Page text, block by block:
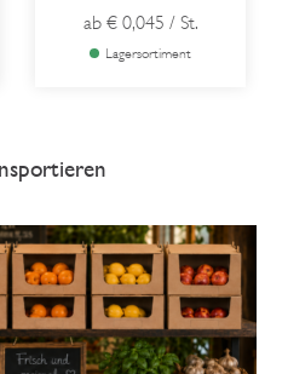
ab € 0,045 / St.
Lagersortiment